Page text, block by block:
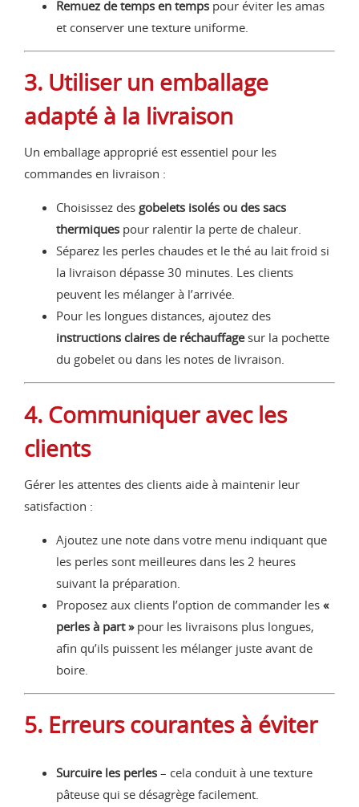
Remuez de temps en temps pour éviter les amas
et conserver une texture uniforme.
3. Utiliser un emballage
adapté à la livraison
Un emballage approprié est essentiel pour les
commandes en livraison :
Choisissez des gobelets isolés ou des sacs
thermiques pour ralentir la perte de chaleur.
Séparez les perles chaudes et le thé au lait froid si
la livraison dépasse 30 minutes. Les clients
peuvent les mélanger à l’arrivée.
Pour les longues distances, ajoutez des
instructions claires de réchauffagesur la pochette
du gobelet ou dans les notes de livraison.
4. Communiquer avec les
clients
Gérer les attentes des clients aide à maintenir leur
satisfaction :
Ajoutez une note dans votre menu indiquant que
les perles sont meilleures dans les 2 heures
suivant la préparation.
Proposez aux clients l’option de commander les «
perles à part »pour les livraisons plus longues,
afin qu’ils puissent les mélanger juste avant de
boire.
5. Erreurs courantes à éviter
Surcuire les perles – cela conduit à une texture
pâteuse qui se désagrège facilement.